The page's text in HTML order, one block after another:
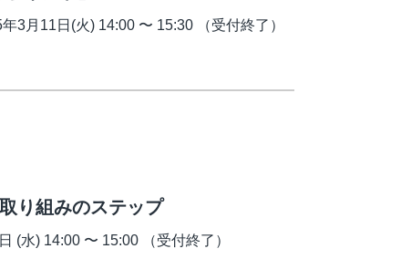
3月11日(火) 14:00 〜 15:30 （受付終了）
り組みのステップ
(水) 14:00 〜 15:00 （受付終了）